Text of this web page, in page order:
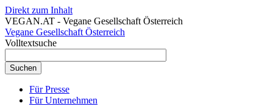
Direkt zum Inhalt
VEGAN.AT - Vegane Gesellschaft Österreich
Vegane Gesellschaft Österreich
Volltextsuche
Für Presse
Für Unternehmen